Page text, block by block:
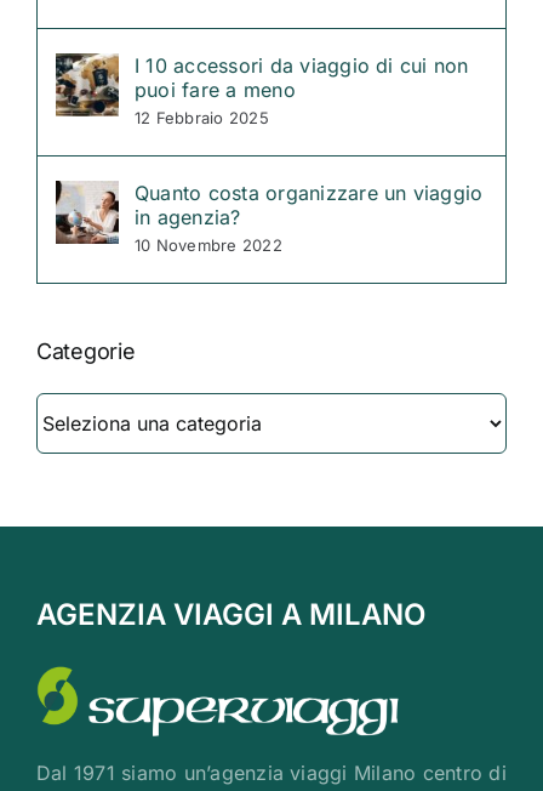
I 10 accessori da viaggio di cui non
puoi fare a meno
12 Febbraio 2025
Quanto costa organizzare un viaggio
in agenzia?
10 Novembre 2022
Categorie
AGENZIA VIAGGI A MILANO
Dal 1971 siamo un’agenzia viaggi Milano centro di